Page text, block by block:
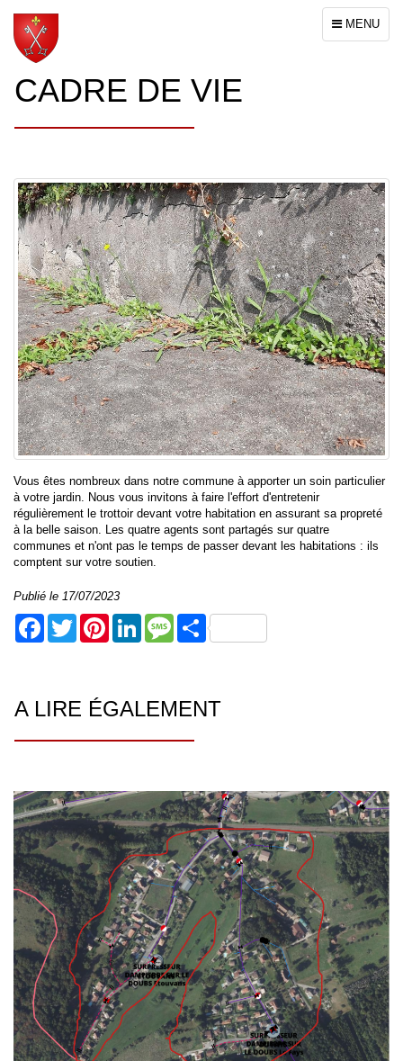
Toggle
navigation
MENU
CADRE DE VIE
Vous êtes nombreux dans notre commune à apporter un soin particulier
à votre jardin. Nous vous invitons à faire l'effort d'entretenir
régulièrement le trottoir devant votre habitation en assurant sa propreté
à la belle saison. Les quatre agents sont partagés sur quatre
communes et n'ont pas le temps de passer devant les habitations : ils
comptent sur votre soutien.
Publié le 17/07/2023
FacebookTwitter PinterestLinkedInMessageShare
A LIRE ÉGALEMENT